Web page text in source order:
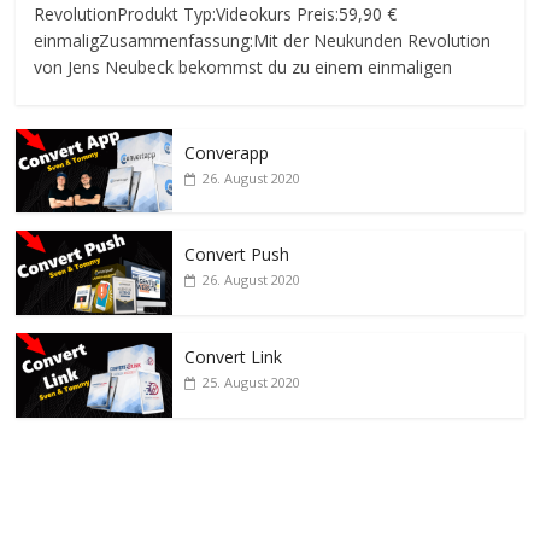
RevolutionProdukt Typ:Videokurs Preis:59,90 €
einmaligZusammenfassung:Mit der Neukunden Revolution
von Jens Neubeck bekommst du zu einem einmaligen
Converapp
26. August 2020
Convert Push
26. August 2020
Convert Link
25. August 2020